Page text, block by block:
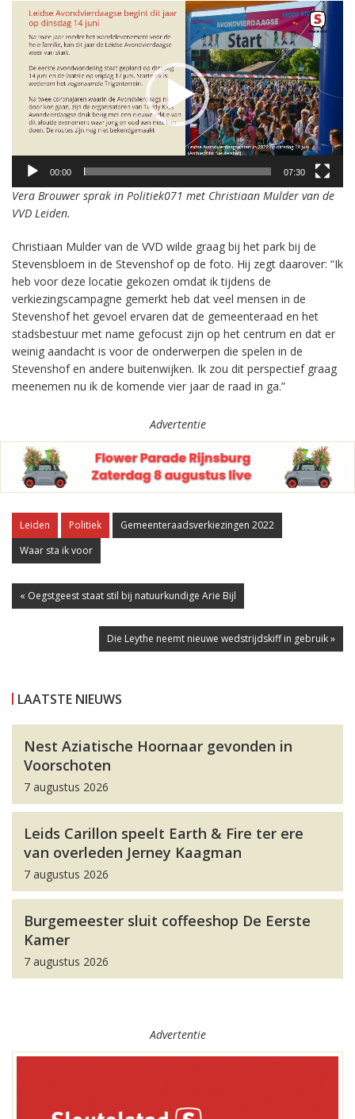
Videospeler
00:00 07:30
Vera Brouwer sprak in Politiek071 met Christiaan Mulder van de
VVD Leiden.
Christiaan Mulder van de VVD wilde graag bij het park bij de
Stevensbloem in de Stevenshof op de foto. Hij zegt daarover: “Ik
heb voor deze locatie gekozen omdat ik tijdens de
verkiezingscampagne gemerkt heb dat veel mensen in de
Stevenshof het gevoel ervaren dat de gemeenteraad en het
stadsbestuur met name gefocust zijn op het centrum en dat er
weinig aandacht is voor de onderwerpen die spelen in de
Stevenshof en andere buitenwijken. Ik zou dit perspectief graag
meenemen nu ik de komende vier jaar de raad in ga.”
Advertentie
Leiden Politiek
Gemeenteraadsverkiezingen 2022
Waar sta ik voor
« Oegstgeest staat stil bij natuurkundige Arie Bijl
Die Leythe neemt nieuwe wedstrijdskiff in gebruik »
LAATSTE NIEUWS
Nest Aziatische Hoornaar gevonden in
Voorschoten
7 augustus 2026
Leids Carillon speelt Earth & Fire ter ere
van overleden Jerney Kaagman
7 augustus 2026
Burgemeester sluit coffeeshop De Eerste
Kamer
7 augustus 2026
Advertentie